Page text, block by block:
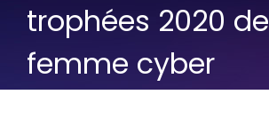
ACTIVITES
EVENEMENTS
trophées 2020 de
femme cyber